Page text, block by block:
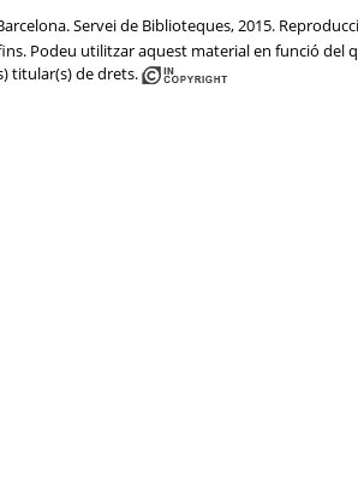
Servei de Biblioteques, 2015.
Podeu utilitzar aquest material en funció del
titular(s) de drets.